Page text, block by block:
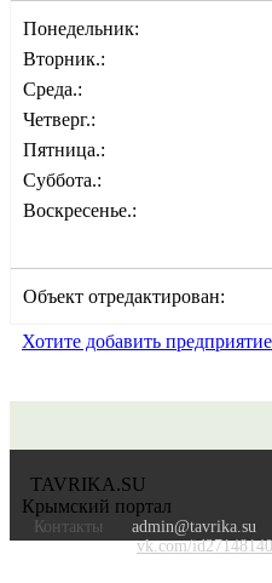
Понедельник:
Вторник.:
Среда.:
Четверг.:
Пятница.:
Суббота.:
Воскресенье.:
Объект отредактирован:
Хотите добавить
TAVRIKA.SU
Крымский портал
Контакты
admin@tavrika.su
vk.com/